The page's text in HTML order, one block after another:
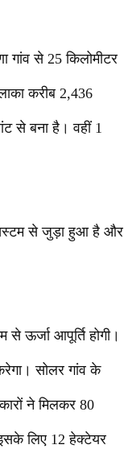
गांव से 25 किलोमीटर
करीब 2,436
से बना है। वहीं 1
से जुड़ा हुआ है और
ऊर्जा आपूर्ति होगी।
सोलर गांव के
ने मिलकर 80
लिए 12 हेक्टेयर